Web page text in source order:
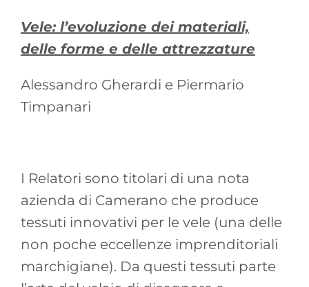
Vele: l’evoluzione dei materiali,
delle forme e delle attrezzature
Alessandro Gherardi e Piermario
Timpanari
I Relatori sono titolari di una nota
azienda di Camerano che produce
tessuti innovativi per le vele (una delle
non poche eccellenze imprenditoriali
marchigiane). Da questi tessuti parte